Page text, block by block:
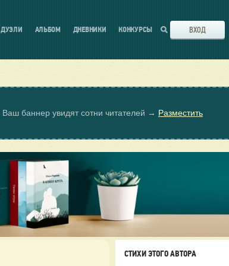
ДУЭЛИ АЛЬБОМ ДНЕВНИКИ КОНКУРСЫ ВХОД
Ваш баннер увидят сотни читателей → Разместить
СТИХИ ЭТОГО АВТОРА